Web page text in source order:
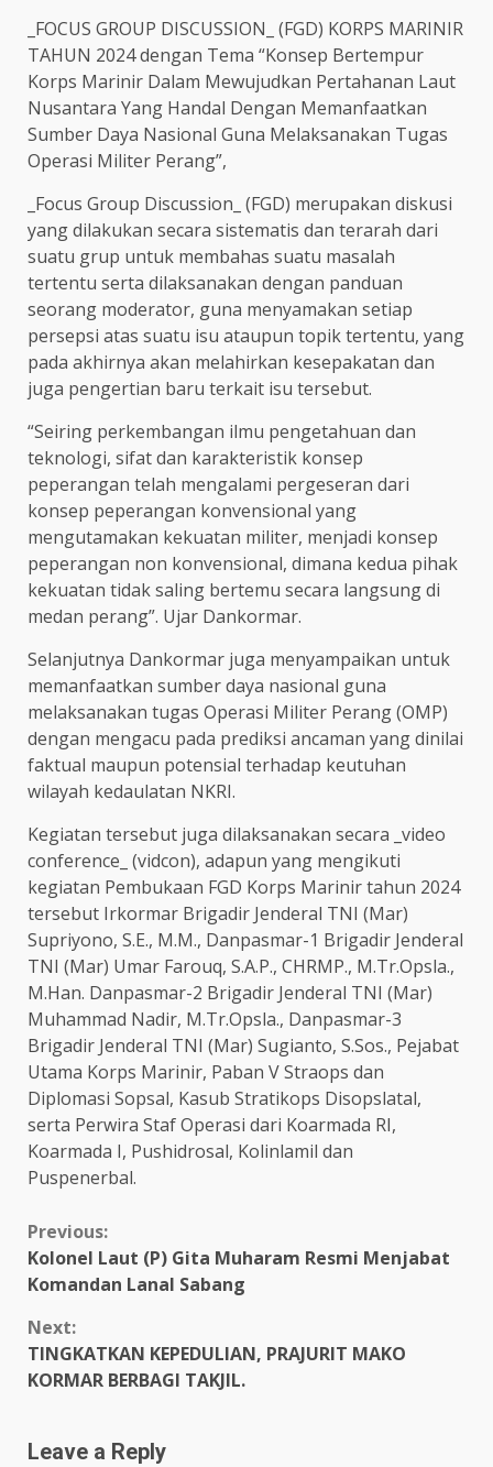
_FOCUS GROUP DISCUSSION_ (FGD) KORPS MARINIR
TAHUN 2024 dengan Tema “Konsep Bertempur
Korps Marinir Dalam Mewujudkan Pertahanan Laut
Nusantara Yang Handal Dengan Memanfaatkan
Sumber Daya Nasional Guna Melaksanakan Tugas
Operasi Militer Perang”,
_Focus Group Discussion_ (FGD) merupakan diskusi
yang dilakukan secara sistematis dan terarah dari
suatu grup untuk membahas suatu masalah
tertentu serta dilaksanakan dengan panduan
seorang moderator, guna menyamakan setiap
persepsi atas suatu isu ataupun topik tertentu, yang
pada akhirnya akan melahirkan kesepakatan dan
juga pengertian baru terkait isu tersebut.
“Seiring perkembangan ilmu pengetahuan dan
teknologi, sifat dan karakteristik konsep
peperangan telah mengalami pergeseran dari
konsep peperangan konvensional yang
mengutamakan kekuatan militer, menjadi konsep
peperangan non konvensional, dimana kedua pihak
kekuatan tidak saling bertemu secara langsung di
medan perang”. Ujar Dankormar.
Selanjutnya Dankormar juga menyampaikan untuk
memanfaatkan sumber daya nasional guna
melaksanakan tugas Operasi Militer Perang (OMP)
dengan mengacu pada prediksi ancaman yang dinilai
faktual maupun potensial terhadap keutuhan
wilayah kedaulatan NKRI.
Kegiatan tersebut juga dilaksanakan secara _video
conference_ (vidcon), adapun yang mengikuti
kegiatan Pembukaan FGD Korps Marinir tahun 2024
tersebut Irkormar Brigadir Jenderal TNI (Mar)
Supriyono, S.E., M.M., Danpasmar-1 Brigadir Jenderal
TNI (Mar) Umar Farouq, S.A.P., CHRMP., M.Tr.Opsla.,
M.Han. Danpasmar-2 Brigadir Jenderal TNI (Mar)
Muhammad Nadir, M.Tr.Opsla., Danpasmar-3
Brigadir Jenderal TNI (Mar) Sugianto, S.Sos., Pejabat
Utama Korps Marinir, Paban V Straops dan
Diplomasi Sopsal, Kasub Stratikops Disopslatal,
serta Perwira Staf Operasi dari Koarmada RI,
Koarmada I, Pushidrosal, Kolinlamil dan
Puspenerbal.
Continue
Reading
Previous:
Kolonel Laut (P) Gita Muharam Resmi Menjabat
Komandan Lanal Sabang
Next:
TINGKATKAN KEPEDULIAN, PRAJURIT MAKO
KORMAR BERBAGI TAKJIL.
Leave a Reply